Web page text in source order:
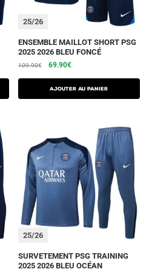
page
du
25/26
ENSEMBLE MAILLOT SHORT PSG
2025 2026 BLEU FONCÉ
109.90€
Le
initial
était :
69.90€Le
actuel
est :
AJOUTER AU PANIER
Ce
produit
a
plusieurs
variations.
peuvent
être
choisies
sur
la
page
du
25/26
SURVETEMENT PSG TRAINING
2025 2026 BLEU OCÉAN
Ce